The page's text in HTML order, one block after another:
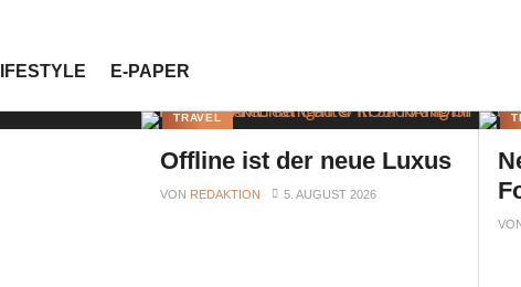
E-PAPER
TRAVEL
Offline ist der neue Luxus
VON REDAKTION 5. AUGUST 2026